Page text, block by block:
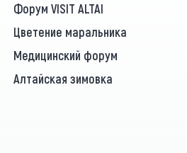
Форум VISIT ALTAI
Цветение маральника
Медицинский форум
Алтайская зимовка